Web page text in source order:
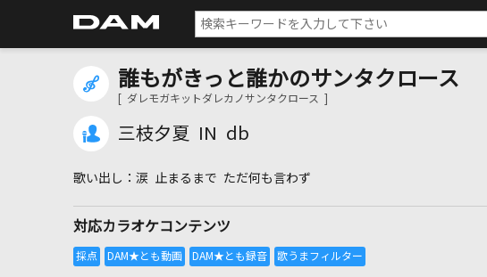
誰もがきっと誰かのサンタクロース
[ ダレモガキットダレカノサンタクロース ]
三枝夕夏 IN db
涙 止まるまで ただ何も言わず
対応カラオケコンテンツ